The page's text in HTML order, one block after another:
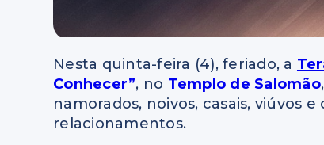
Nesta quinta-feira (4), feriado, a
Conhecer”, no Templo de Salomão
namorados, noivos, casais, viúvos
relacionamentos.